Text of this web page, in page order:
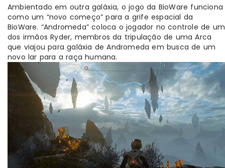
Ambientado em outra galáxia, o jogo da BioWare funciona
como um “novo começo” para a grife espacial da
BioWare. “Andromeda” coloca o jogador no controle de um
dos irmãos Ryder, membros da tripulação de uma Arca
que viajou para galáxia de Andromeda em busca de um
novo lar para a raça humana.